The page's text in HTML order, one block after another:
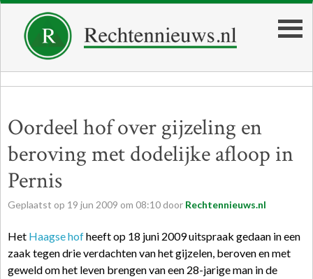
Oordeel hof over gijzeling en
beroving met dodelijke afloop in
Pernis
Geplaatst op 19 jun 2009 om 08:10 door Rechtennieuws.nl
Het Haagse hofheeft op 18 juni 2009 uitspraak gedaan in een
zaak tegen drie verdachten van het gijzelen, beroven en met
geweld om het leven brengen van een 28-jarige man in de